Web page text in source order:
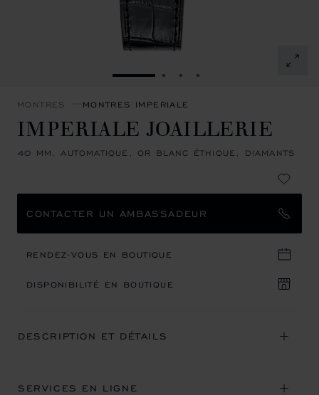
ALLER À LA DIAPOSITIVE 1
ALLER À LA DIAPOSITIVE
ALLER À LA
ALLER À LA
MONTRES MONTRES IMPERIALE
IMPERIALE JOAILLERIE
40 MM, AUTOMATIQUE, OR BLANC ÉTHIQUE, DIAMANTS
CONTACTER UN AMBASSADEUR
RENDEZ-VOUS EN BOUTIQUE
DISPONIBILITÉ EN BOUTIQUE
DESCRIPTION ET DÉTAILS
SERVICES EN LIGNE